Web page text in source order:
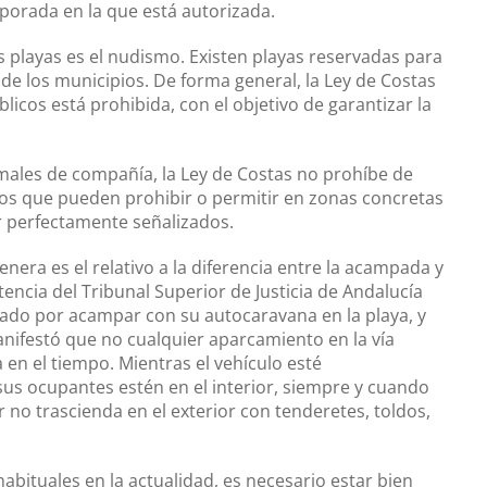
en la que está autorizada.
es el nudismo. Existen playas reservadas para
los municipios. De forma general, la Ley de Costas
está prohibida, con el objetivo de garantizar la
compañía, la Ley de Costas no prohíbe de
que pueden prohibir o permitir en zonas concretas
señalizados.
es el relativo a la diferencia entre la acampada y
del Tribunal Superior de Justicia de Andalucía
por acampar con su autocaravana en la playa, y
que no cualquier aparcamiento en la vía
el tiempo. Mientras el vehículo esté
ocupantes estén en el interior, siempre y cuando
trascienda en el exterior con tenderetes, toldos,
en la actualidad, es necesario estar bien